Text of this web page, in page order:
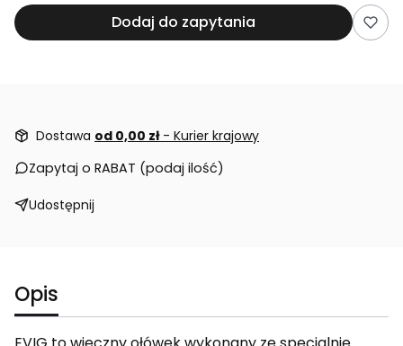
Dodaj do zapytania
Dostawa od 0,00 zł - Kurier krajowy
Zapytaj o RABAT (podaj ilość)
Udostępnij
Opis